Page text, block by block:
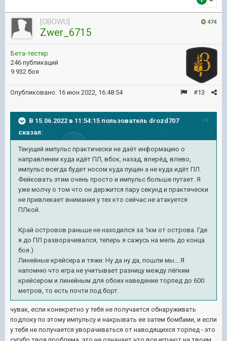
474
[OBOWU]
Zwer_6715
Бета-тестер
246 публикаций
9 932 боя
#13
Опубликовано: 16 июн 2022, 16:48:54
В 15.06.2022 в 11:54:15 пользователь drozd707
сказал:
Текущий импульс практически не даёт информацию о
направлении куда идёт ПЛ, вбок, назад, вперёд, влево,
импульс всегда будет носом куда пущен а не куда идёт ПЛ.
Фейковать этим очень просто и импульс больше путает. Я
уже молчу о том что он держится пару секунд и практически
не привлекает внимания у тех кто сейчас не атакуется
ПЛкой.
Край островов раньше не находился за 1км от острова. Где
я до ПЛ разворачивался, теперь я сажусь на мель до конца
боя.)
Линейные крейсера и тяжи: Ну да ну да, пошли мы... Я
напомню что игра не учитывает разницу между лёгким
крейсером и линейным для обоих наведение торпед до 600
метров, то есть почти под борт.
чувак, если конекретно у тебя не получается обнаруживать
подлоку по этому импульсу и накрывать ее затем бомбами, и если
у тебя не получается уворачиваться от наводящихся торпед - это